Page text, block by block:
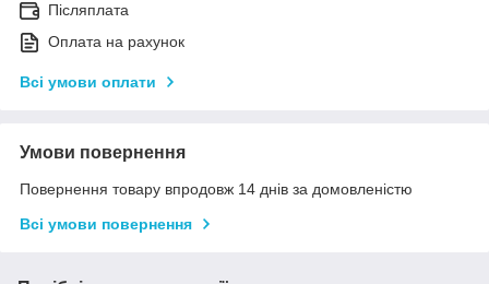
Післяплата
Оплата на рахунок
Всі умови оплати
Умови повернення
Повернення товару впродовж 14 днів за домовленістю
Всі умови повернення